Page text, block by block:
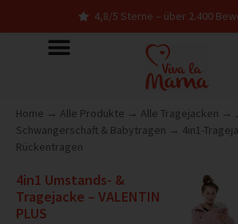
4,8/5 Sterne – über 2.400
Home → Alle Produkte → Alle Tragejacken →
Schwangerschaft & Babytragen → 4in1-
Rückentragen
4in1 Umstands- &
Tragejacke – VALENTIN
PLUS